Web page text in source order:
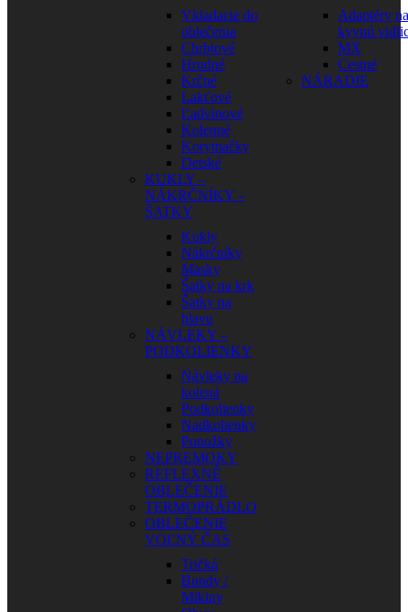
Vkladacie do
oblečenia
Chrbtové
Hrudné
Krčné
Lakťové
Ľadvinové
Kolenné
Korytnačky
Detské
KUKLY –
NÁKRČNÍKY –
ŠATKY
Kukly
Nákrčníky
Masky
Šatky na krk
Šatky na
hlavu
NÁVLEKY –
PODKOLIENKY
Návleky na
kolená
Podkolienky
Nadkolienky
Ponožky
NEPREMOKY
REFLEXNÉ
OBLEČENIE
TERMOPRÁDLO
OBLEČENIE
VOĽNÝ ČAS
Tričká
Bundy /
Mikiny
Adaptéry na
kyvnú
MX
Cestné
NÁRADIE